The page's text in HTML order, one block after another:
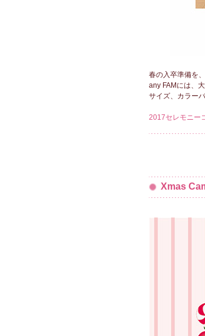
春の入卒準備を
any FAMには、
サイズ、カラー
2017セレモニー
Xmas